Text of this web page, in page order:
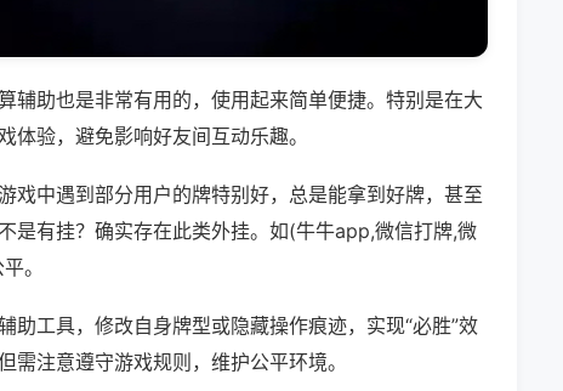
辅助也是非常有用的，使用起来简单便捷。特别是在大
验，避免影响好友间互动乐趣。
戏中遇到部分用户的牌特别好，总是能拿到好牌，甚至
是有挂？确实存在此类外挂。如(牛牛app,微信打牌,微
。
助工具，修改自身牌型或隐藏操作痕迹，实现“必胜”效
注意遵守游戏规则，维护公平环境。